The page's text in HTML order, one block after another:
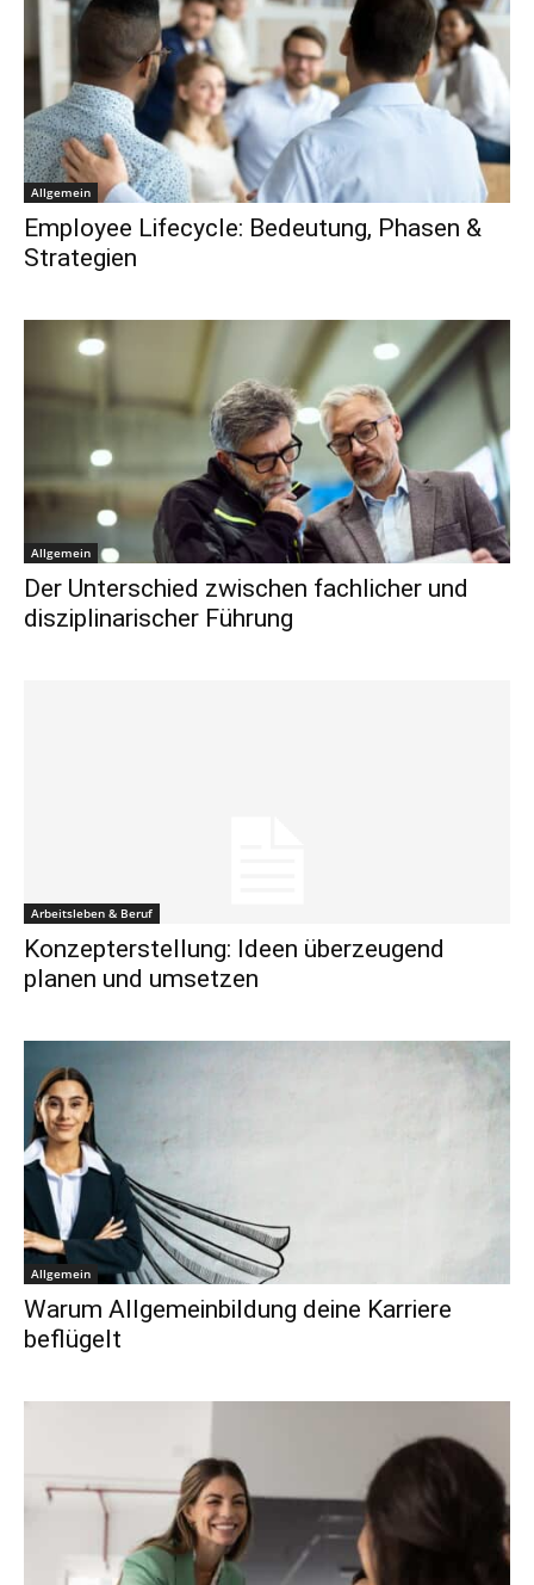
Allgemein
Employee Lifecycle: Bedeutung, Phasen &
Strategien
Allgemein
Der Unterschied zwischen fachlicher und
disziplinarischer Führung
Arbeitsleben & Beruf
Konzepterstellung: Ideen überzeugend
planen und umsetzen
Allgemein
Warum Allgemeinbildung deine Karriere
beflügelt